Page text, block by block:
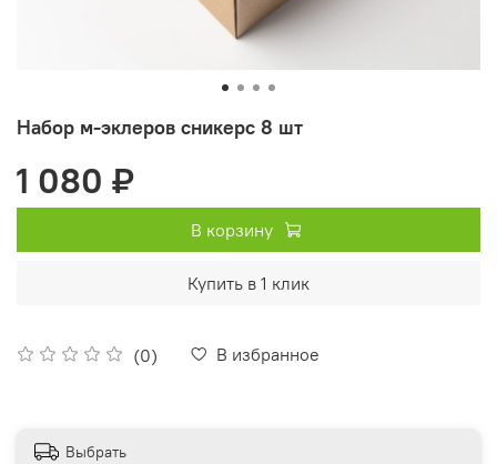
Набор м-эклеров сникерс 8 шт
(0) В избранное
1 080 ₽
В корзину
Купить в 1 клик
Выбрать